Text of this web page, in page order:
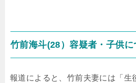
竹前海斗(28）容疑者・子供に
報道によると、竹前夫妻には「生